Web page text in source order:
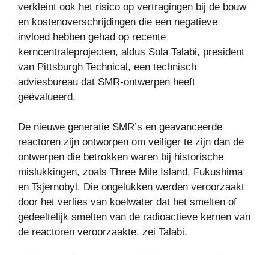
verkleint ook het risico op vertragingen bij de bouw
en kostenoverschrijdingen die een negatieve
invloed hebben gehad op recente
kerncentraleprojecten, aldus Sola Talabi, president
van Pittsburgh Technical, een technisch
adviesbureau dat SMR-ontwerpen heeft
geëvalueerd.
De nieuwe generatie SMR’s en geavanceerde
reactoren zijn ontworpen om veiliger te zijn dan de
ontwerpen die betrokken waren bij historische
mislukkingen, zoals Three Mile Island, Fukushima
en Tsjernobyl. Die ongelukken werden veroorzaakt
door het verlies van koelwater dat het smelten of
gedeeltelijk smelten van de radioactieve kernen van
de reactoren veroorzaakte, zei Talabi.